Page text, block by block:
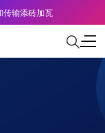
传输添砖加瓦